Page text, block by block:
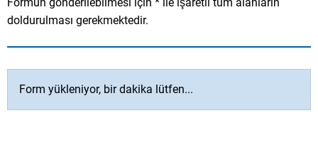
doldurulması gerekmektedir.
Form yükleniyor, bir dakika lütfen...